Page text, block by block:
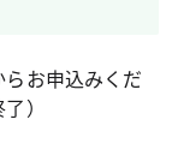
らお申込みくだ
）